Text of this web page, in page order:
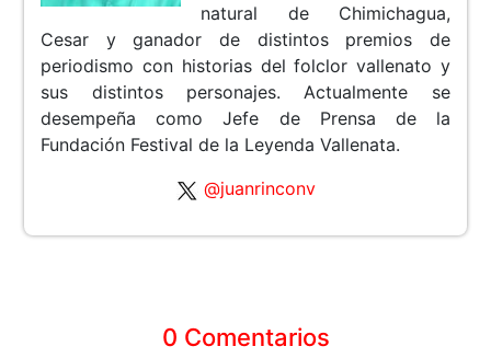
natural de Chimichagua,
Cesar y ganador de distintos premios de
periodismo con historias del folclor vallenato y
sus distintos personajes. Actualmente se
desempeña como Jefe de Prensa de la
Fundación Festival de la Leyenda Vallenata.
@juanrinconv
0 Comentarios